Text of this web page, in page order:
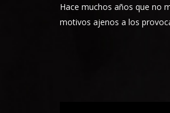
Hace muchos años que no
motivos ajenos a los